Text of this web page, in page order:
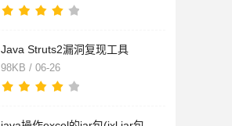
Java Struts2漏洞复现工具
98KB / 06-26